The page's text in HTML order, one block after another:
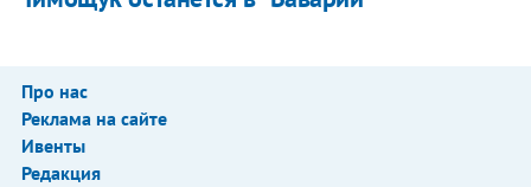
Про нас
Реклама на сайте
Ивенты
Редакция